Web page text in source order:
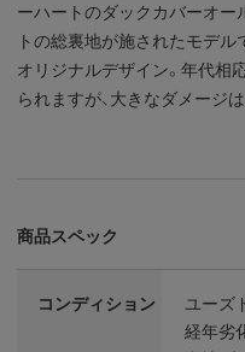
ーハートのダックカバーオー
トの総裏地が施されたモデ
オリジナルデザイン。年代相
られますが、大きなダメージ
商品スペック
コンディション
ユーズ
経年劣